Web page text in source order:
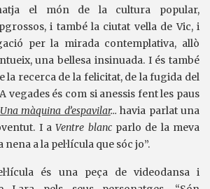
el món de la cultura popular,
i també la ciutat vella de Vic, i
per la mirada contemplativa, allò
una bellesa insinuada. I és també
la recerca de la felicitat, de la fugida del
vegades és com si anessis fent les paus
Una màquina d’espavilar… havia parlat una
I aVentre blancparlo de la meva
a la pel·lícula que sóc jo”.
és una peça de videodansa i